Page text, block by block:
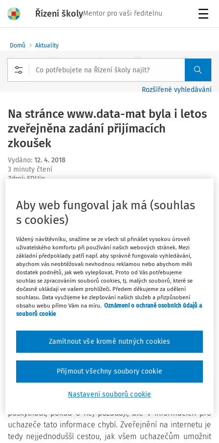
Řízení školyMentor pro vaši ředitelnu
Domů Aktuality
Rozšířené vyhledávání
Na stránce www.data-mat byla i letos
zveřejněna zadání přijímacích
zkoušek
Vydáno: 12. 4. 2018
3 minuty čtení
Zdroj: EDUin
Cermat na svých stránkách uvádí, že zadání letošních
přijímacích testů zveřejní po druhém kole, tedy 16. a 17.
dubna. Na rozdíl od loňského roku toto rozhodnutí
odtajněnozveřejnila na svých stránkách přijímací testy
prvního kola ihned po jejich vyplnění, protože pozdní
zveřejnění podle ní zvýhodňuje žáky, jejichž rodiče
využili zákonnou možnost vyžádat si kopie zadání přímo
ve škole v rámci nahlížení do spisu. Okamžité zveřejnění
tedy zajišťuje rovnoprávné postavení všech uchazečů.
Cermat v rámci loňské debaty o zveřejňování testových
zadání argumentoval, že o autorské dílo, k jehož užití je
třeba získat souhlas Cermatu. Letos už tuto argumentaci
nepoužívá a ze samotných testových zadání tato
formulace zmizela. Neuvedl jediný důvod, proč testová
zadání nezveřejnil ihned po vyplnění testů uchazeči o
studium. Školy sice mají povinnost žákům zadání
poskytnout, pokud o něj požádají, ale v informacích pro
uchazeče tato informace chybí. Zveřejnění na internetu je
tedy nejjednodušší cestou, jak všem uchazečům umožnit
Aby web fungoval jak má (souhlas
s cookies)
Vážený návštěvníku, snažíme se ze všech sil přinášet vysokou úroveň
uživatelského komfortu při používání našich webových stránek. Mezi
základní předpoklady patří např. aby správně fungovalo vyhledávání,
abychom vás neobtěžovali nevhodnou reklamou nebo abychom měli
dostatek podnětů, jak web vylepšovat. Proto od Vás potřebujeme
souhlas se zpracováním souborů cookies, tj. malých souborů, které se
dočasně ukládají ve vašem prohlížeči. Předem děkujeme za udělení
souhlasu. Data využijeme ke zlepšování našich služeb a přizpůsobení
obsahu webu přímo Vám na míru. Oznámení o ochraně osobních údajů a
souborů cookie
Nastavení souborů cookie
Zamítnout vše kromě nutných cookies
Přijmout všechny soubory cookie